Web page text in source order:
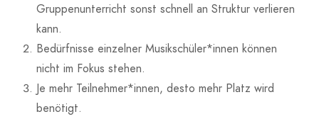
Gruppenunterricht sonst schnell an Struktur verlieren
kann.
Bedürfnisse einzelner Musikschüler*innen können
nicht im Fokus stehen.
Je mehr Teilnehmer*innen, desto mehr Platz wird
benötigt.